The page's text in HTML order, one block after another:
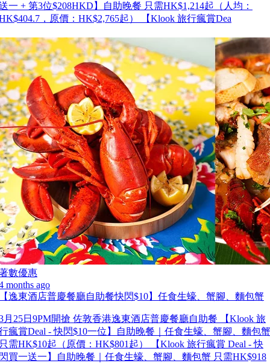
一 + 第3位$208HKD】自助晚餐 只需HK$1,214起（人均：
，原價：HK$2,765起） 【Klook 旅行瘋賞Dea
數優惠
months ago
逸東酒店普慶餐廳自助餐快閃$10】任食生蠔、蟹腳、麵包蟹
月25日9PM開搶 佐敦香港逸東酒店普慶餐廳自助餐 【Klook 旅
瘋賞Deal - 快閃$10一位】自助晚餐｜任食生蠔、蟹腳、麵包蟹
需HK$10起（原價：HK$801起） 【Klook 旅行瘋賞 Deal - 快
買一送一】自助晚餐｜任食生蠔、蟹腳、麵包蟹 只需HK$918